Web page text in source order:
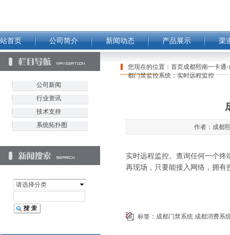
首页 公司简介 新闻动态 产品展示 渠
您现在的位置： 首页成都熙南一卡通
都门禁监控系统：实时远程监控
请选择分类
公司新闻
行业资讯
技术支持
系统拓扑图
作者：成都
实时远程监控。查询任何一个
再现场，只要能接入网络，拥有
标签： 成都门禁系统 成都消费系